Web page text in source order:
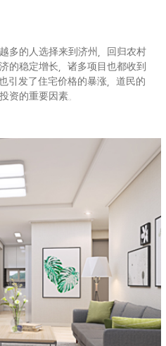
多的人选择来到济州，回归农村
的稳定增长，诸多项目也都收到
引发了住宅价格的暴涨，道民的
资的重要因素。